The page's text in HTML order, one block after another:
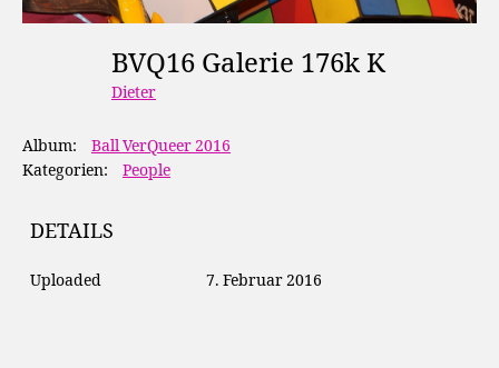
BVQ16 Galerie 176k K
Dieter
Album:
Ball VerQueer 2016
Kategorien:
People
DETAILS
Uploaded 7. Februar 2016